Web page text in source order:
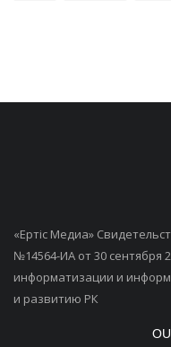
«Ертiс Медиа»
№14564-ИА от 30 сентября
информатизации и
и развитию РК